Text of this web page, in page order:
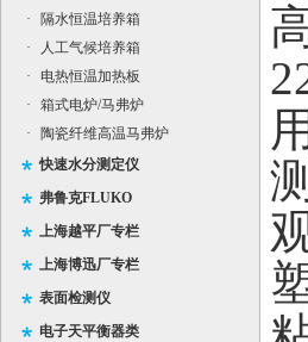
·
隔水恒温培养箱
·
人工气候培养箱
·
电热恒温加热板
·
箱式电炉/马弗炉
·
陶瓷纤维高温马弗炉
快速水分测定仪
弗鲁克FLUKO
上海越平厂专栏
上海博迅厂专栏
表面检测仪
电子天平衡器类